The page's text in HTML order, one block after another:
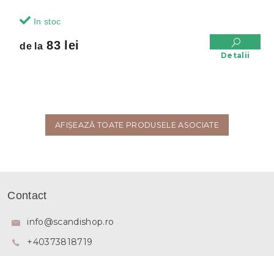
In stoc
de la83 lei
Detalii
AFIŞEAZĂ TOATE PRODUSELE ASOCIATE
Contact
info@scandishop.ro
+40373818719